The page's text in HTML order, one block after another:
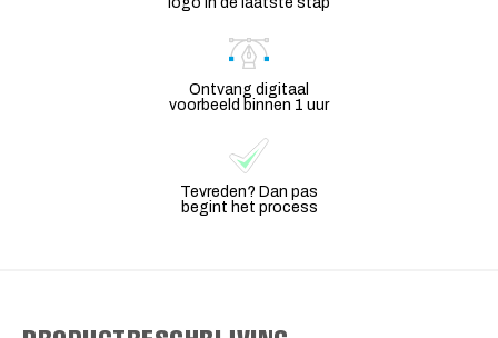
Ontvang digitaal
voorbeeld binnen 1 uur
Tevreden? Dan pas
begint het process